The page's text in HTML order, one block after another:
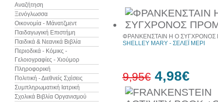
Αναζήτηση
Ξενόγλωσσα
Οικονομία - Μάνατζμεντ
Παιδαγωγική Επιστήμη
Παιδικά & Νεανικά Βιβλία
Περιοδικά - Κόμικς -
Γελοιογραφίες - Χιούμορ
Πληροφορική
Πολιτική - Διεθνείς Σχέσεις
Συμπληρωματική Ιατρική
Σχολικά Βιβλία Οργανισμού
ΦΡΑΝΚΕΝΣΤΑΙΝ Η Ο
SHELLEY MARY - ΣΕΛΕΪ ΜΕΡΙ
9,95€ 4,98€